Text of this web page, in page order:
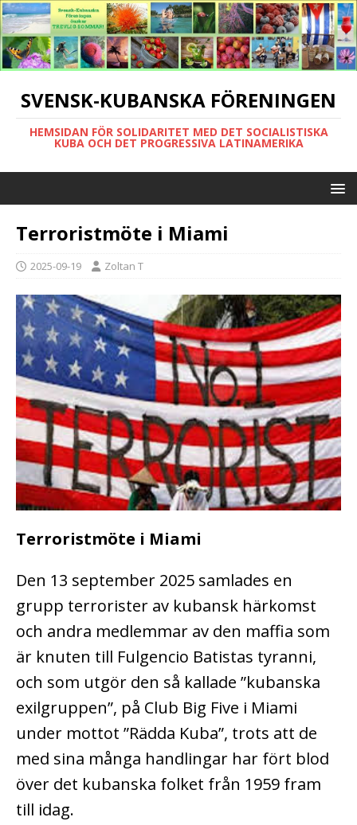
SVENSK-KUBANSKA FÖRENINGEN
HEMSIDAN FÖR SOLIDARITET MED DET SOCIALISTISKA
KUBA OCH DET PROGRESSIVA LATINAMERIKA
Terroristmöte i Miami
2025-09-19 Zoltan T
Terroristmöte i Miami
Den 13 september 2025 samlades en
grupp terrorister av kubansk härkomst
och andra medlemmar av den maffia som
är knuten till Fulgencio Batistas tyranni,
och som utgör den så kallade ”kubanska
exilgruppen”, på Club Big Five i Miami
under mottot ”Rädda Kuba”, trots att de
med sina många handlingar har fört blod
över det kubanska folket från 1959 fram
till idag.